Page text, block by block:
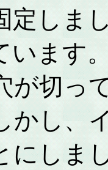
定しま
います
が切っ
かし、
にしま